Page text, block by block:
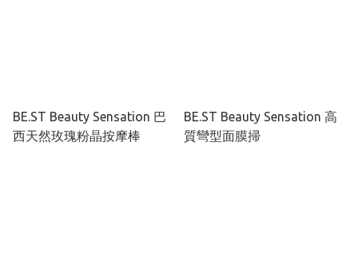
BE.ST Beauty Sensation 巴
西天然玫瑰粉晶按摩棒
BE.ST Beauty Sensation 高
質彎型面膜掃